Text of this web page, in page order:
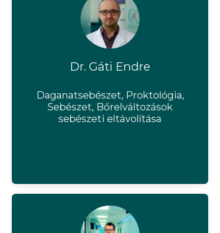
Dr. Gáti Endre
Daganatsebészet, Proktológia,
Sebészet, Bőrelváltozások
sebészeti eltávolítása